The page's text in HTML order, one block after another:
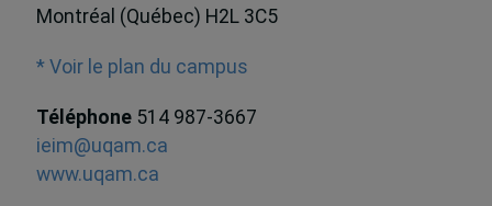
Montréal (Québec) H2L 3C5
* Voir le plan du campus
Téléphone 514 987-3667
ieim@uqam.ca
www.uqam.ca